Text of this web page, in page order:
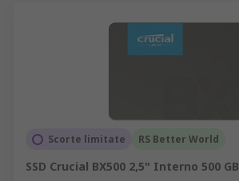
Scorte limitate RS Better World
SSD Crucial BX500 2,5" Interno 500 GB